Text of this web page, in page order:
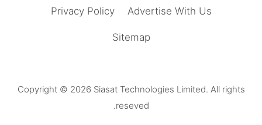
Advertise With Us
Privacy Policy
Sitemap
Copyright © 2026 Siasat Technologies Limited. All rights
reseved.